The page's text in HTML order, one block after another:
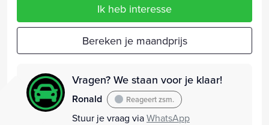
Ik heb interesse
Bereken je maandprijs
Vragen? We staan voor je klaar!
Ronald Reageert zsm.
Stuur je vraag viaWhatsApp